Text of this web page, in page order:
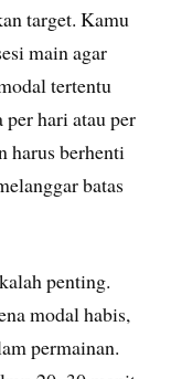
target. Kamu
main agar
tertentu
per hari atau per
harus berhenti
batas
penting.
modal habis,
permainan.